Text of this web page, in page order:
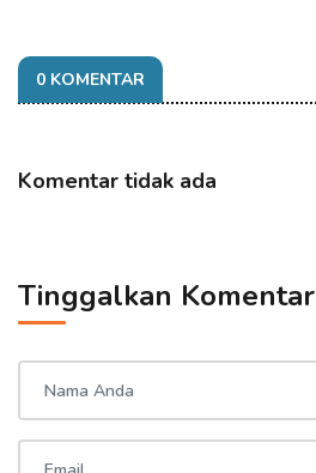
0 KOMENTAR
Komentar tidak ada
Tinggalkan Komentar